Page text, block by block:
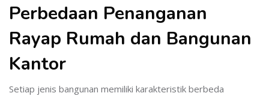
Perbedaan Penanganan
Rayap Rumah dan Bangunan
Kantor
Setiap jenis bangunan memiliki karakteristik berbeda